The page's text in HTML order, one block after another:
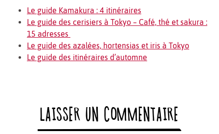
Le guide Kamakura : 4 itinéraires
Le guide des cerisiers à Tokyo – Café, thé et sakura :
15 adresses
Le guide des azalées, hortensias et iris à Tokyo
Le guide des itinéraires d’automne
LAISSER UN COMMENTAIRE